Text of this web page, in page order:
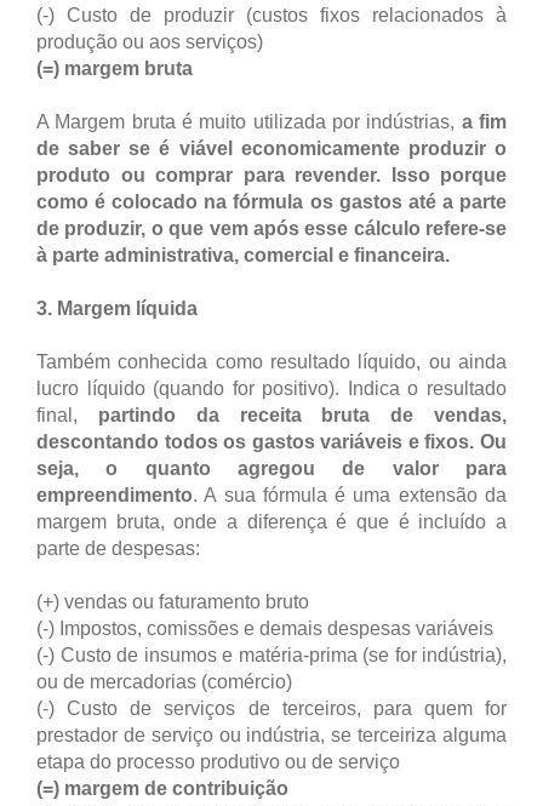
(-) Custo de produzir (custos fixos relacionados à
produção ou aos serviços)
(=) margem bruta
A Margem bruta é muito utilizada por indústrias, a fim
de saber se é viável economicamente produzir o
produto ou comprar para revender. Isso porque
como é colocado na fórmula os gastos até a parte
de produzir, o que vem após esse cálculo refere-se
à parte administrativa, comercial e financeira.
3. Margem líquida
Também conhecida como resultado líquido, ou ainda
lucro líquido (quando for positivo). Indica o resultado
final, partindo da receita bruta de vendas,
descontando todos os gastos variáveis e fixos. Ou
seja, o quanto agregou de valor para
empreendimento. A sua fórmula é uma extensão da
margem bruta, onde a diferença é que é incluído a
parte de despesas:
(+) vendas ou faturamento bruto
(-) Impostos, comissões e demais despesas variáveis
(-) Custo de insumos e matéria-prima (se for indústria),
ou de mercadorias (comércio)
(-) Custo de serviços de terceiros, para quem for
prestador de serviço ou indústria, se terceiriza alguma
etapa do processo produtivo ou de serviço
(=) margem de contribuição